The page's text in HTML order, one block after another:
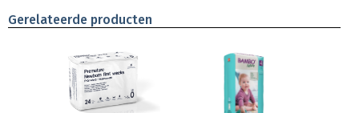
Gerelateerde producten